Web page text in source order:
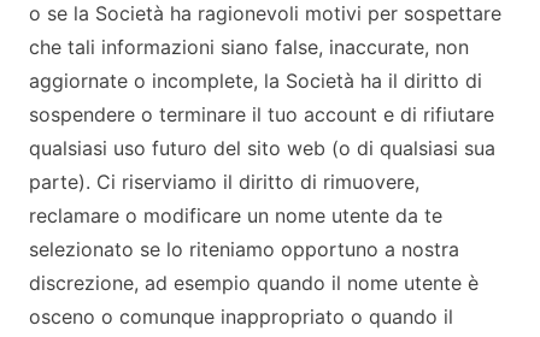
o se la Società ha ragionevoli motivi per sospettare
che tali informazioni siano false, inaccurate, non
aggiornate o incomplete, la Società ha il diritto di
sospendere o terminare il tuo account e di rifiutare
qualsiasi uso futuro del sito web (o di qualsiasi sua
parte). Ci riserviamo il diritto di rimuovere,
reclamare o modificare un nome utente da te
selezionato se lo riteniamo opportuno a nostra
discrezione, ad esempio quando il nome utente è
osceno o comunque inappropriato o quando il